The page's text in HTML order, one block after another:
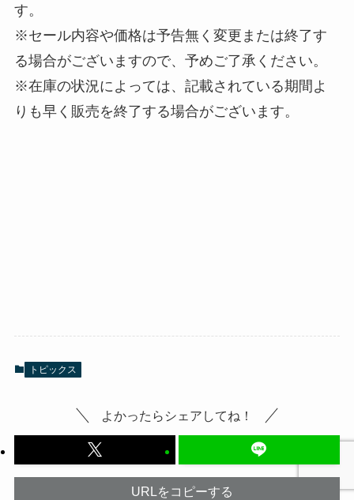
す。
※セール内容や価格は予告無く変更または終了す
る場合がございますので、予めご了承ください。
※在庫の状況によっては、記載されている期間よ
りも早く販売を終了する場合がございます。
トピックス
よかったらシェアしてね！
URLをコピーする